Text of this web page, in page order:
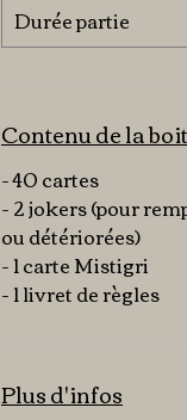
Durée partie
Contenu de la
- 40 cartes
- 2 jokers (pour
ou détériorées)
- 1 carte Mistigri
- 1 livret de règles
Plus d'infos